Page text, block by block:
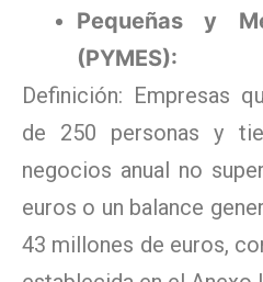
Pequeñas y
(PYMES):
Definición: Empresas
de 250 personas y
negocios anual no
euros o un balance
43 millones de euros,